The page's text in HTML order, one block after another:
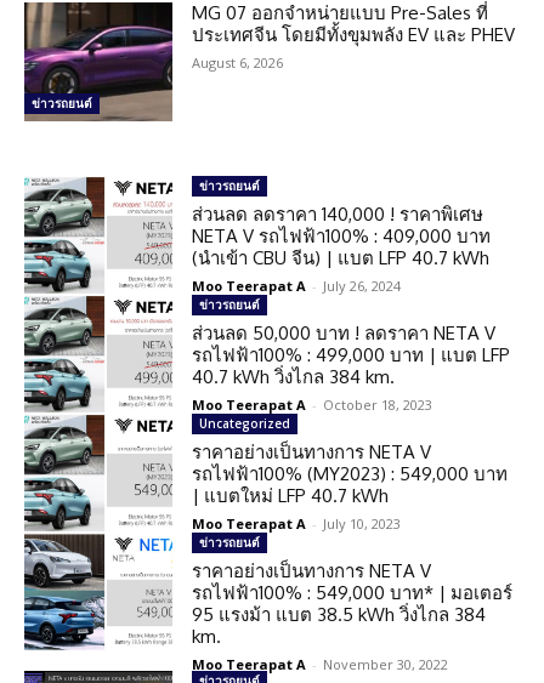
ข่าวรถยนต์
MG 07 ออกจำหน่ายแบบ Pre-Sales ที่
ประเทศจีน โดยมีทั้งขุมพลัง EV และ PHEV
August 6, 2026
ข่าวรถยนต์
ส่วนลด ลดราคา 140,000 ! ราคาพิเศษ
NETA V รถไฟฟ้า100% : 409,000 บาท
(นำเข้า CBU จีน) | แบต LFP 40.7 kWh
Moo Teerapat A - July 26, 2024
ข่าวรถยนต์
ส่วนลด 50,000 บาท ! ลดราคา NETA V
รถไฟฟ้า100% : 499,000 บาท | แบต LFP
40.7 kWh วิ่งไกล 384 km.
Moo Teerapat A - October 18, 2023
Uncategorized
ราคาอย่างเป็นทางการ NETA V
รถไฟฟ้า100% (MY2023) : 549,000 บาท
| แบตใหม่ LFP 40.7 kWh
Moo Teerapat A - July 10, 2023
ข่าวรถยนต์
ราคาอย่างเป็นทางการ NETA V
รถไฟฟ้า100% : 549,000 บาท* | มอเตอร์
95 แรงม้า แบต 38.5 kWh วิ่งไกล 384
km.
Moo Teerapat A - November 30, 2022